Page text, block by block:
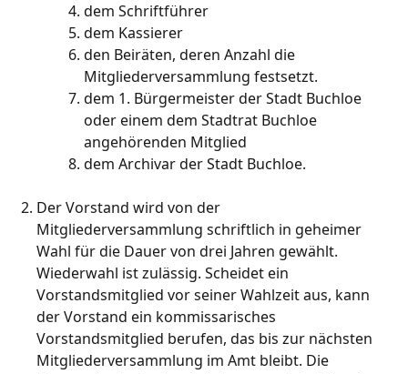
dem Schriftführer
dem Kassierer
den Beiräten, deren Anzahl die
Mitgliederversammlung festsetzt.
dem 1. Bürgermeister der Stadt Buchloe
oder einem dem Stadtrat Buchloe
angehörenden Mitglied
dem Archivar der Stadt Buchloe.
Der Vorstand wird von der
Mitgliederversammlung schriftlich in geheimer
Wahl für die Dauer von drei Jahren gewählt.
Wiederwahl ist zulässig. Scheidet ein
Vorstandsmitglied vor seiner Wahlzeit aus, kann
der Vorstand ein kommissarisches
Vorstandsmitglied berufen, das bis zur nächsten
Mitgliederversammlung im Amt bleibt. Die